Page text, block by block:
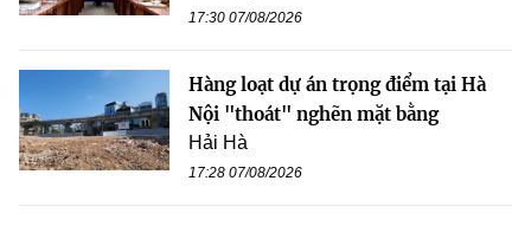
17:30 07/08/2026
Hàng loạt dự án trọng điểm tại Hà
Nội "thoát" nghẽn mặt bằng
Hải Hà
17:28 07/08/2026